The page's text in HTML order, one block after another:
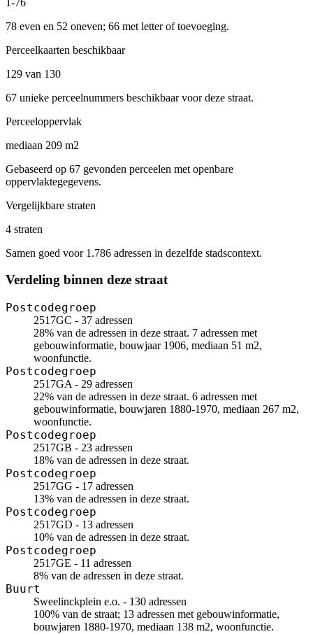
78 even en 52 oneven; 66 met letter of toevoeging.
Perceelkaarten beschikbaar
129 van 130
67 unieke perceelnummers beschikbaar voor deze straat.
Perceeloppervlak
mediaan 209 m2
Gebaseerd op 67 gevonden perceelen met openbare
oppervlaktegegevens.
Vergelijkbare straten
4 straten
Samen goed voor 1.786 adressen in dezelfde stadscontext.
Verdeling binnen deze straat
Postcodegroep
2517GC - 37 adressen
28% van de adressen in deze straat. 7 adressen met
gebouwinformatie, bouwjaar 1906, mediaan 51 m2,
woonfunctie.
Postcodegroep
2517GA - 29 adressen
22% van de adressen in deze straat. 6 adressen met
gebouwinformatie, bouwjaren 1880-1970, mediaan 267 m2,
woonfunctie.
Postcodegroep
2517GB - 23 adressen
18% van de adressen in deze straat.
Postcodegroep
2517GG - 17 adressen
13% van de adressen in deze straat.
Postcodegroep
2517GD - 13 adressen
10% van de adressen in deze straat.
Postcodegroep
2517GE - 11 adressen
8% van de adressen in deze straat.
Buurt
Sweelinckplein e.o. - 130 adressen
100% van de straat; 13 adressen met gebouwinformatie,
bouwjaren 1880-1970, mediaan 138 m2, woonfunctie.